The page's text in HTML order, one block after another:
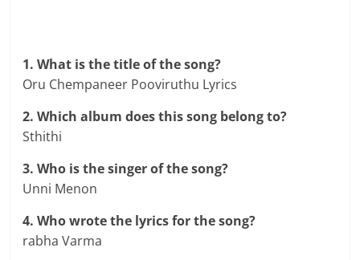
1. What is the title of the song?
Oru Chempaneer Pooviruthu Lyrics
2. Which album does this song belong to?
Sthithi
3. Who is the singer of the song?
Unni Menon
4. Who wrote the lyrics for the song?
rabha Varma